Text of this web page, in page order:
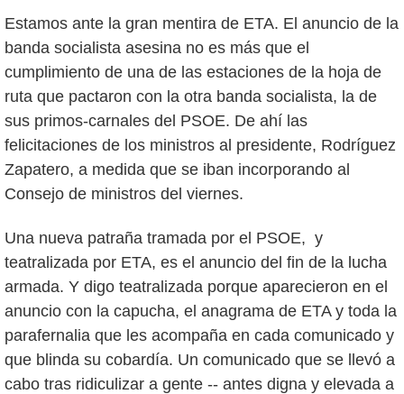
Estamos ante la gran mentira de ETA. El anuncio de la
banda socialista asesina no es más que el
cumplimiento de una de las estaciones de la hoja de
ruta que pactaron con la otra banda socialista, la de
sus primos-carnales del PSOE. De ahí las
felicitaciones de los ministros al presidente, Rodríguez
Zapatero, a medida que se iban incorporando al
Consejo de ministros del viernes.
Una nueva patraña tramada por el PSOE, y
teatralizada por ETA, es el anuncio del fin de la lucha
armada. Y digo teatralizada porque aparecieron en el
anuncio con la capucha, el anagrama de ETA y toda la
parafernalia que les acompaña en cada comunicado y
que blinda su cobardía. Un comunicado que se llevó a
cabo tras ridiculizar a gente -- antes digna y elevada a